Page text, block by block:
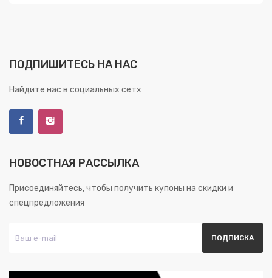
ПОДПИШИТЕСЬ НА НАС
Найдите нас в социальных сетх
НОВОСТНАЯ РАССЫЛКА
Присоединяйтесь, чтобы получить купоны на скидки и
спецпредложения